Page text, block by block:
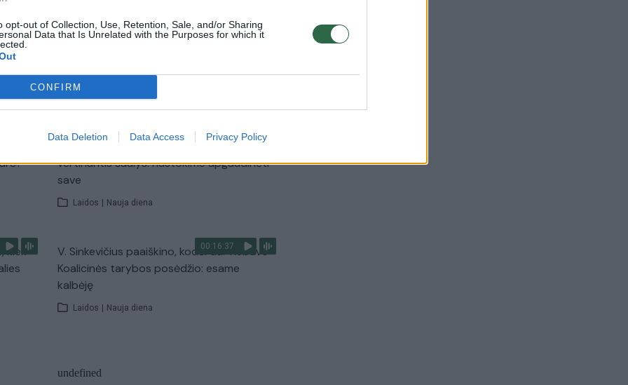
opt-out of Collection, Use, Retention, Sale, and/or Sharing
Data that Is Unrelated with the Purposes for which it
CONFIRM
Data Deletion Data Access Privacy Policy
Žinios | Pasaulis
00:11:27
Lietuvos pasiruošimą pavojams neigiamai
vertinantis šaulys: nustokime apgaudinėti
save
Laidos | Nauja diena
kiek
00:16:37
V. Sinkevičius paaiškino, kodėl dar nebuvo
Koalicinės tarybos posėdžio: esame
kalbėję
Laidos | Nauja diena